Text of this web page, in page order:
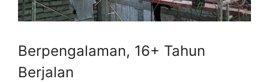
Berpengalaman, 16+ Tahun
Berjalan